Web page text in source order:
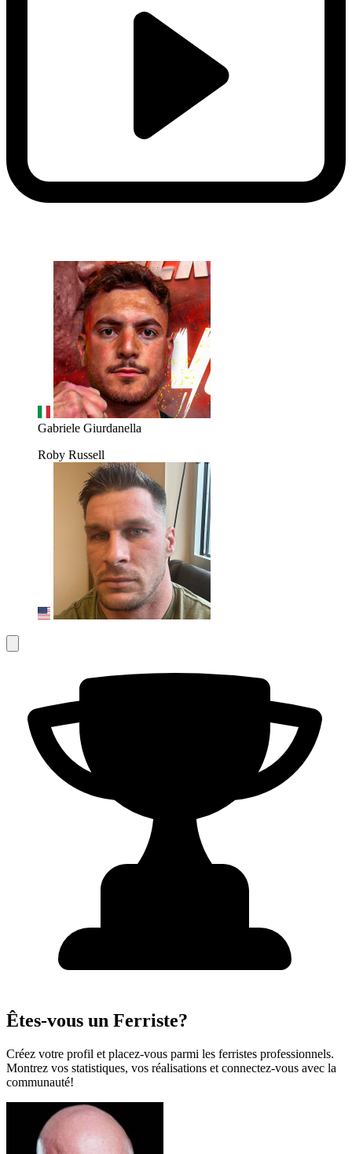
Gabriele Giurdanella
Roby Russell
Êtes-vous un Ferriste?
Créez votre profil et placez-vous parmi les ferristes professionnels.
Montrez vos statistiques, vos réalisations et connectez-vous avec la
communauté!